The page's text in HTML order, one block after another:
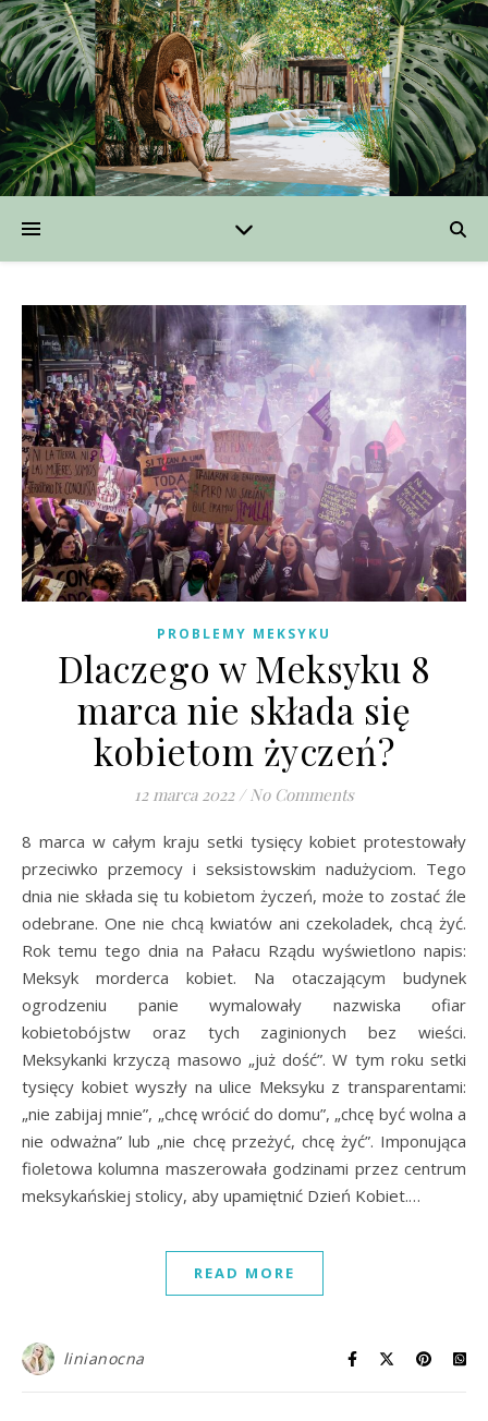
PROBLEMY MEKSYKU
Dlaczego w Meksyku 8
marca nie składa się
kobietom życzeń?
12 marca 2022 / No Comments
8 marca w całym kraju setki tysięcy kobiet protestowały
przeciwko przemocy i seksistowskim nadużyciom. Tego
dnia nie składa się tu kobietom życzeń, może to zostać źle
odebrane. One nie chcą kwiatów ani czekoladek, chcą żyć.
Rok temu tego dnia na Pałacu Rządu wyświetlono napis:
Meksyk morderca kobiet. Na otaczającym budynek
ogrodzeniu panie wymalowały nazwiska ofiar
kobietobójstw oraz tych zaginionych bez wieści.
Meksykanki krzyczą masowo „już dość”. W tym roku setki
tysięcy kobiet wyszły na ulice Meksyku z transparentami:
„nie zabijaj mnie”, „chcę wrócić do domu”, „chcę być wolna a
nie odważna” lub „nie chcę przeżyć, chcę żyć”. Imponująca
fioletowa kolumna maszerowała godzinami przez centrum
meksykańskiej stolicy, aby upamiętnić Dzień Kobiet.…
READ MORE
linianocna